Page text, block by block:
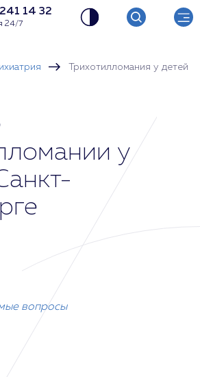
14 32
24/7
Трихотилломания у детей
у
вопросы